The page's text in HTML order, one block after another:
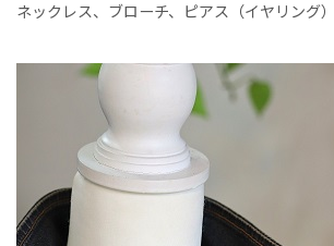
ネックレス、ブローチ、ピアス（イヤリング